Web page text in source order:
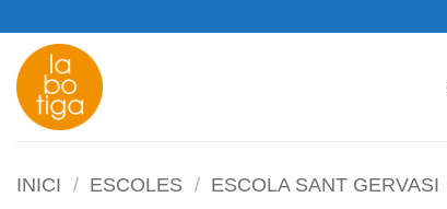
content
INICI / ESCOLES / ESCOLA SANT GERVASI